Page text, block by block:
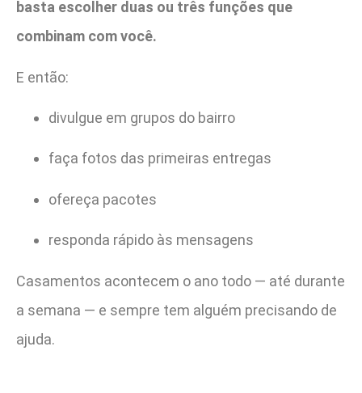
basta escolher duas ou três funções que
combinam com você.
E então:
divulgue em grupos do bairro
faça fotos das primeiras entregas
ofereça pacotes
responda rápido às mensagens
Casamentos acontecem o ano todo — até durante
a semana — e sempre tem alguém precisando de
ajuda.